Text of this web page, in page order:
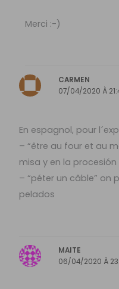
Merci :-)
CARMEN
07/04/2020 À
En espagnol, pour
– “être au four et au
misa y en la procesión
– “péter un câble” on
pelados
MAITE
06/04/2020 À